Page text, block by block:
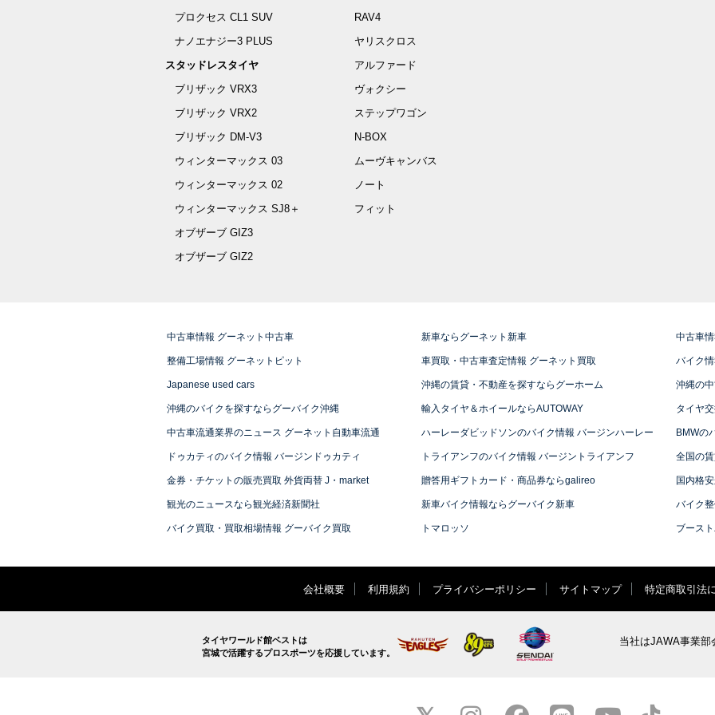
プロクセス CL1 SUV
ナノエナジー3 PLUS
スタッドレスタイヤ
ブリザック VRX3
ブリザック VRX2
ブリザック DM-V3
ウィンターマックス 03
ウィンターマックス 02
ウィンターマックス SJ8＋
オブザーブ GIZ3
オブザーブ GIZ2
RAV4
ヤリスクロス
アルファード
ヴォクシー
ステップワゴン
N-BOX
ムーヴキャンバス
ノート
フィット
中古車情報 グーネット中古車 新車ならグーネット新車 中古車
整備工場情報 グーネットピット 車買取・中古車査定情報 グーネット買取 バイク
Japanese used cars 沖縄の賃貸・不動産を探すならグーホーム 沖縄の
沖縄のバイクを探すならグーバイク沖縄 輸入タイヤ＆ホイールならAUTOWAY タイヤ
中古車流通業界のニュース グーネット自動車流通 ハーレーダビッドソンのバイク情報 バージンハーレー BMWの
ドゥカティのバイク情報 バージンドゥカティ トライアンフのバイク情報 バージントライアンフ 全国の
金券・チケットの販売買取 外貨両替 J・market 贈答用ギフトカード・商品券ならgalireo 国内格
観光のニュースなら観光経済新聞社 新車バイク情報ならグーバイク新車 バイク
バイク買取・買取相場情報 グーバイク買取 トマロッソ ブース
会社概要 利用規約 プライバシーポリシー サイトマップ 特定商取引法
タイヤワールド館ベストは
宮城で活躍するプロスポーツを応援しています。
当社はJAWA事業部